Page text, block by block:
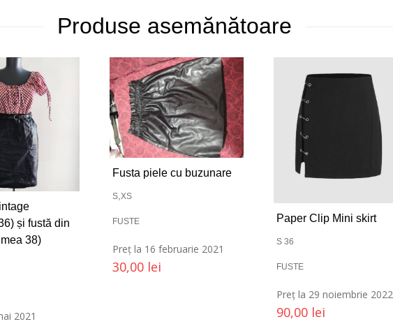
Produse asemănătoare
și fustă din
38)
2021
Fusta piele cu buzunare
S,XS
FUSTE
Preț la 16 februarie 2021
30,00 lei
Paper Clip Mini skirt
S 36
FUSTE
Preț la 29 noiembrie 2022
90,00 lei